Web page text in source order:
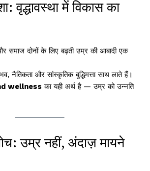
वृद्धावस्था में विकास का
समाज दोनों के लिए बढ़ती उम्र की आबादी एक
नैतिकता और सांस्कृतिक बुद्धिमत्ता साथ लाते हैं।
wellness का यही अर्थ है — उम्र को उन्नति
उम्र नहीं, अंदाज़ मायने